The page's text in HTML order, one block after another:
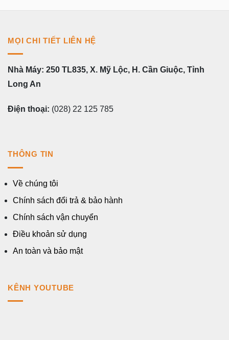
MỌI CHI TIẾT LIÊN HỆ
Nhà Máy: 250 TL835, X. Mỹ Lộc, H. Cần Giuộc, Tỉnh
Long An
Điện thoại: (028) 22 125 785
THÔNG TIN
Về chúng tôi
Chính sách đổi trả & bảo hành
Chính sách vận chuyển
Điều khoản sử dụng
An toàn và bảo mật
KÊNH YOUTUBE